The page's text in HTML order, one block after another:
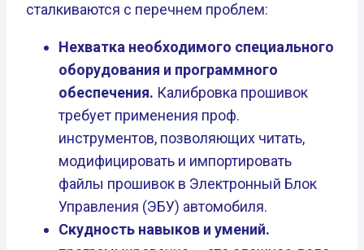
сталкиваются с перечнем проблем:
Нехватка необходимого специального
оборудования и программного
обеспечения. Калибровка прошивок
требует применения проф.
инструментов, позволяющих читать,
модифицировать и импортировать
файлы прошивок в Электронный Блок
Управления (ЭБУ) автомобиля.
Скудность навыков и умений.